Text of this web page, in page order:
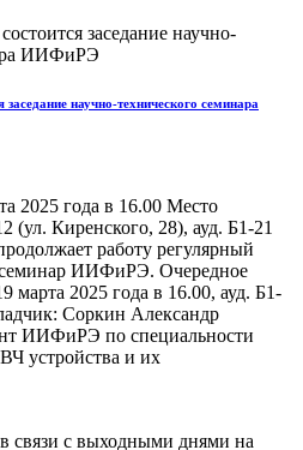
заседание научно-технического семинара
2025 года в 16.00 Место
(ул. Киренского, 28), ауд. Б1-21
работу регулярный
семинар ИИФиРЭ. Очередное
марта 2025 года в 16.00, ауд. Б1-
Соркин Александр
ИИФиРЭ по специальности
устройства и их